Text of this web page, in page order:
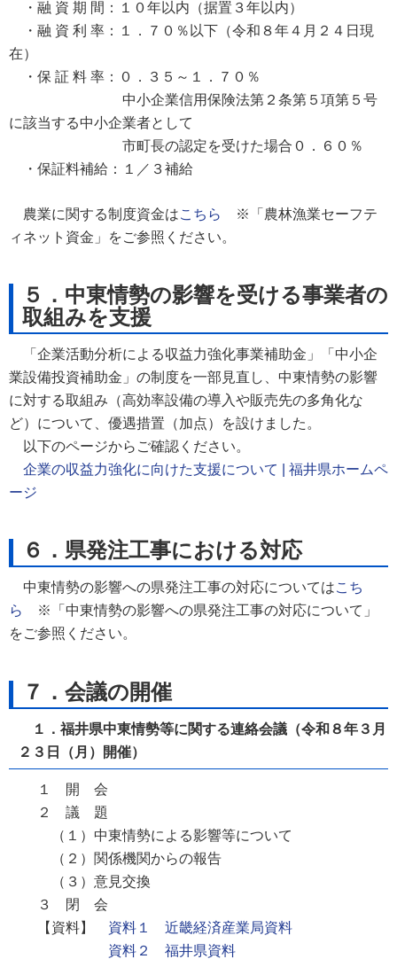
・融 資 期 間：１０年以内（据置３年以内）
・融 資 利 率：１．７０％以下（令和８年４月２４日現
在）
・保 証 料 率：０．３５～１．７０％
中小企業信用保険法第２条第５項第５号
に該当する中小企業者として
市町長の認定を受けた場合０．６０％
・保証料補給：１／３補給
農業に関する制度資金はこちら
※「農林漁業セーフテ
ィネット資金」をご参照ください。
５．中東情勢の影響を受ける事業者の
取組みを支援
「企業活動分析による収益力強化事業補助金」「中小企
業設備投資補助金」の制度を一部見直し、中東情勢の影響
に対する取組み（高効率設備の導入や販売先の多角化な
ど）について、優遇措置（加点）を設けました。
以下のページからご確認ください。
企業の収益力強化に向けた支援について | 福井県ホームペ
ージ
６．県発注工事における対応
中東情勢の影響への県発注工事の対応についてはこち
ら
※「中東情勢の影響への県発注工事の対応について」
をご参照ください。
７．会議の開催
１．福井県中東情勢等に関する連絡会議（令和８年３月
２３日（月）開催）
１ 開 会
２ 議 題
（１）中東情勢による影響等について
（２）関係機関からの報告
（３）意見交換
３ 閉 会
【資料】 資料１ 近畿経済産業局資料
資料２ 福井県資料